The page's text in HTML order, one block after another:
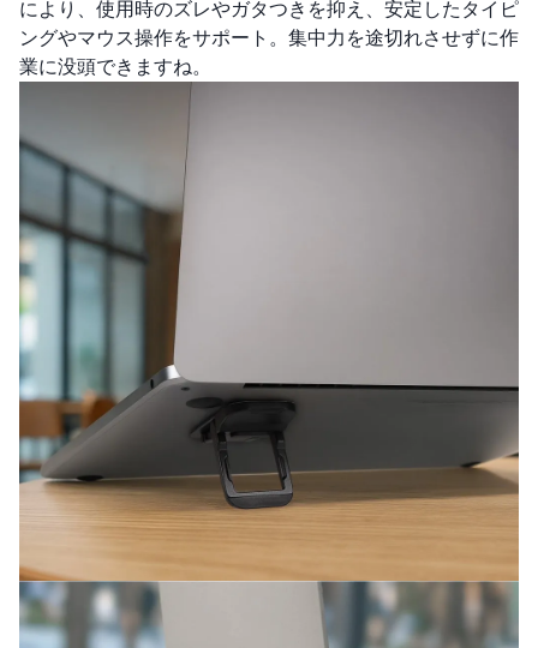
により、使用時のズレやガタつきを抑え、安定したタイピ
ングやマウス操作をサポート。集中力を途切れさせずに作
業に没頭できますね。